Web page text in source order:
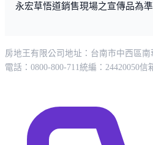
永宏草悟道銷售現場之宣傳品為準
房地王有限公司 地址：台南市中西區南
電話：0800-800-711統編：24420050信